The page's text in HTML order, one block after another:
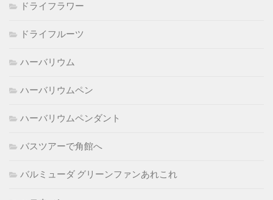
ドライフラワー
ドライフルーツ
ハーバリウム
ハーバリウムペン
ハーバリウムペンダント
バスツアーで角館へ
バルミューダ グリーンファンあれこれ